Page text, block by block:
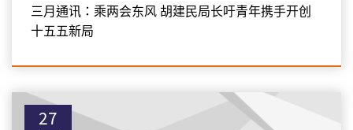
三月通讯：乘两会东风 胡建民局长吁青年携手开创
十五五新局
27